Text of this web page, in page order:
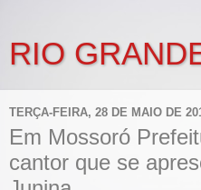
RIO
TERÇA-FEIRA, 28 DE MAIO DE
Em Mossoró
cantor que se